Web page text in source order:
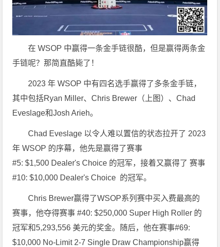
在 WSOP 中赢得一条金手链很酷，但是赢得两条金
手链呢？那简直酷毙了！
2023 年 WSOP 中有四名选手赢得了多条金手链，
其中包括Ryan Miller、Chris Brewer（上图）、Chad
Eveslage和Josh Arieh。
Chad Eveslage 以令人难以置信的状态拉开了 2023
年 WSOP 的序幕，他先是赢得了赛事
#5: $1,500 Dealer's Choice 的冠军，接着又赢得了 赛事
#10: $10,000 Dealer's Choice 的冠军。
Chris Brewer赢得了WSOP系列赛中买入费最高的
赛事，他夺得赛事 #40: $250,000 Super High Roller 的
冠军和5,293,556 美元的奖金。随后，他在赛事#69:
$10,000 No-Limit 2-7 Single Draw Championship赢得